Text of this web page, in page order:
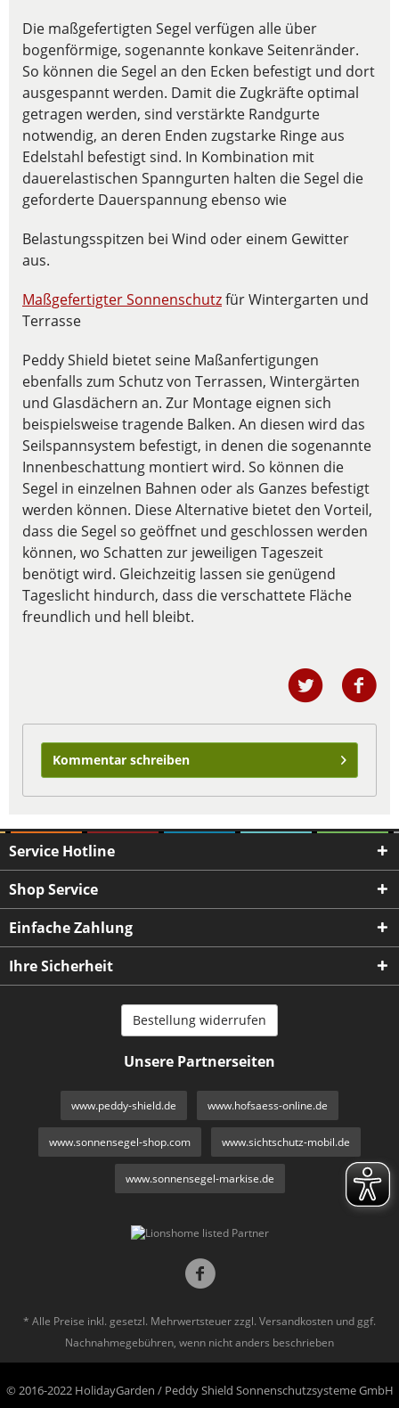
Die maßgefertigten Segel verfügen alle über
bogenförmige, sogenannte konkave Seitenränder.
So können die Segel an den Ecken befestigt und dort
ausgespannt werden. Damit die Zugkräfte optimal
getragen werden, sind verstärkte Randgurte
notwendig, an deren Enden zugstarke Ringe aus
Edelstahl befestigt sind. In Kombination mit
dauerelastischen Spanngurten halten die Segel die
geforderte Dauerspannung ebenso wie
Belastungsspitzen bei Wind oder einem Gewitter
aus.
Maßgefertigter Sonnenschutzfür Wintergarten und
Terrasse
Peddy Shield bietet seine Maßanfertigungen
ebenfalls zum Schutz von Terrassen, Wintergärten
und Glasdächern an. Zur Montage eignen sich
beispielsweise tragende Balken. An diesen wird das
Seilspannsystem befestigt, in denen die sogenannte
Innenbeschattung montiert wird. So können die
Segel in einzelnen Bahnen oder als Ganzes befestigt
werden können. Diese Alternative bietet den Vorteil,
dass die Segel so geöffnet und geschlossen werden
können, wo Schatten zur jeweiligen Tageszeit
benötigt wird. Gleichzeitig lassen sie genügend
Tageslicht hindurch, dass die verschattete Fläche
freundlich und hell bleibt.
Kommentar schreiben
Service Hotline
Shop Service
Einfache Zahlung
Ihre Sicherheit
Bestellung widerrufen
Unsere Partnerseiten
www.peddy-shield.de www.hofsaess-online.de
www.sonnensegel-shop.com www.sichtschutz-mobil.de
www.sonnensegel-markise.de
* Alle Preise inkl. gesetzl. Mehrwertsteuer zzgl. Versandkosten und ggf.
Nachnahmegebühren, wenn nicht anders beschrieben
© 2016-2022 HolidayGarden / Peddy Shield Sonnenschutzsysteme GmbH